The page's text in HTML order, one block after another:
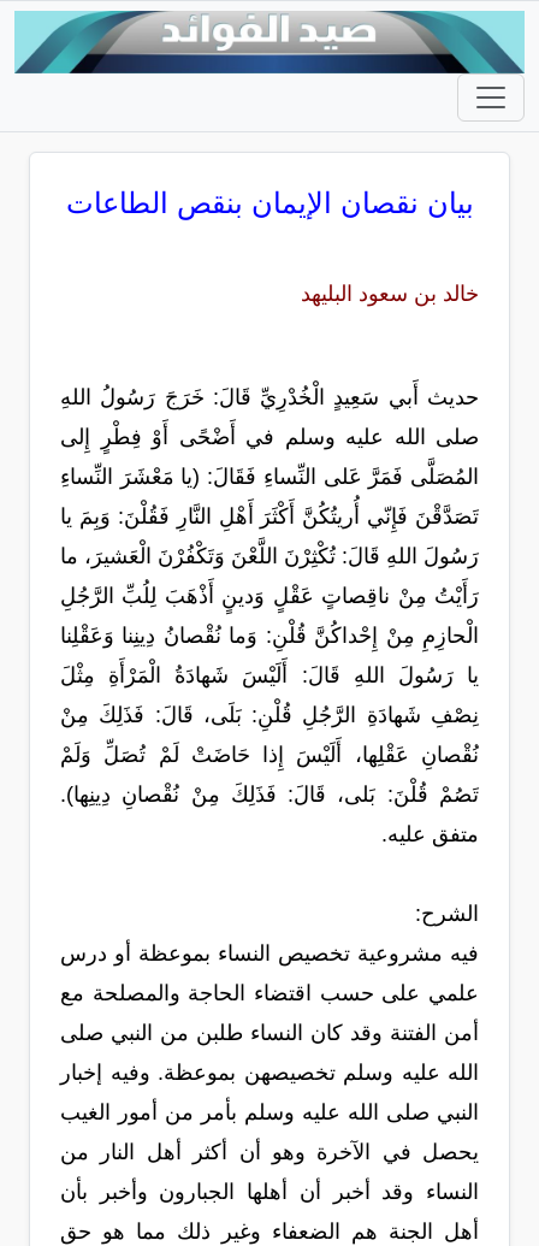
بيان نقصان الإيمان بنقص الطاعات
خالد بن سعود البليهد
حديث أَبي سَعِيدٍ الْخُدْرِيِّ قَالَ: خَرَجَ رَسُولُ اللهِ
صلى الله عليه وسلم في أَضْحًى أَوْ فِطْرٍ إِلى
المُصَلَّى فَمَرَّ عَلى النِّساءِ فَقَالَ: (يا مَعْشَرَ النِّساءِ
تَصَدَّقْنَ فَإِنّي أُريتُكُنَّ أَكْثَرَ أَهْلِ النَّارِ فَقُلْنَ: وَبِمَ يا
رَسُولَ اللهِ قَالَ: تُكْثِرْنَ اللَّعْنَ وَتَكْفُرْنَ الْعَشيرَ، ما
رَأَيْتُ مِنْ ناقِصاتٍ عَقْلٍ وَدينٍ أَذْهَبَ لِلُبِّ الرَّجُلِ
الْحازِمِ مِنْ إِحْداكُنَّ قُلْنِ: وَما نُقْصانُ دِينِنا وَعَقْلِنا
يا رَسُولَ اللهِ قَالَ: أَلَيْسَ شَهادَةُ الْمَرْأَةِ مِثْلَ
نِصْفِ شَهادَةِ الرَّجُلِ قُلْنِ: بَلَى، قَالَ: فَذَلِكَ مِنْ
نُقْصانِ عَقْلِها، أَلَيْسَ إِذا حَاضَتْ لَمْ تُصَلِّ وَلَمْ
تَصُمْ قُلْنَ: بَلى، قَالَ: فَذَلِكَ مِنْ نُقْصانِ دِينِها).
متفق عليه.
الشرح:
فيه مشروعية تخصيص النساء بموعظة أو درس
علمي على حسب اقتضاء الحاجة والمصلحة مع
أمن الفتنة وقد كان النساء طلبن من النبي صلى
الله عليه وسلم تخصيصهن بموعظة. وفيه إخبار
النبي صلى الله عليه وسلم بأمر من أمور الغيب
يحصل في الآخرة وهو أن أكثر أهل النار من
النساء وقد أخبر أن أهلها الجبارون وأخبر بأن
أهل الجنة هم الضعفاء وغير ذلك مما هو حق